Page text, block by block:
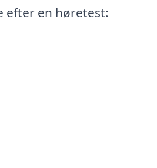
efter en høretest: